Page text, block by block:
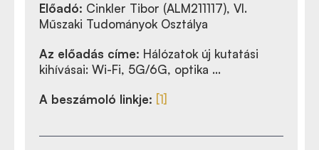
Előadó: Cinkler Tibor (ALM211117), VI.
Műszaki Tudományok Osztálya
Az előadás címe: Hálózatok új kutatási
kihívásai: Wi-Fi, 5G/6G, optika …
A beszámoló linkje: [1]